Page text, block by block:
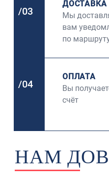
/03
ДОСТАВКА
Мы
вам
по
/04
ОПЛАТА
Вы
счёт
НАМ